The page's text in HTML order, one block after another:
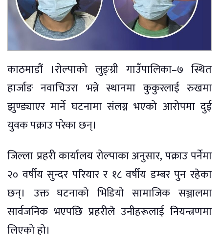
काठमाडौं ।रोल्पाको लुङ्ग्री गाउँपालिका–७ स्थित
हार्जाङ नवाचिउरा भन्ने स्थानमा कुकुरलाई रुखमा
झुण्ड्याएर मार्ने घटनामा संलग्न भएको आरोपमा दुई
युवक पक्राउ परेका छन्।
जिल्ला प्रहरी कार्यालय रोल्पाका अनुसार, पक्राउ पर्नेमा
२० वर्षीय सुन्दर परियार र १८ वर्षीय डम्बर पुन रहेका
छन्। उक्त घटनाको भिडियो सामाजिक सञ्जालमा
सार्वजनिक भएपछि प्रहरीले उनीहरूलाई नियन्त्रणमा
लिएको हो।